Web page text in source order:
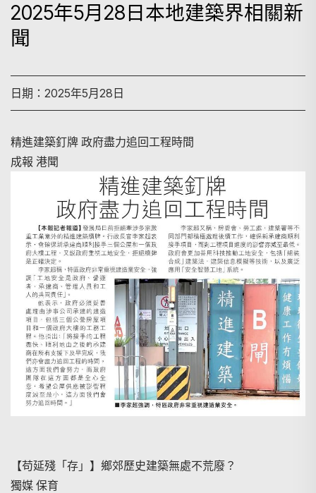
2025年5月28日本地建築界相關新
聞
日期：2025年5月28日
精進建築釘牌 政府盡力追回工程時間
成報 港聞
【苟延殘「存」】鄉郊歷史建築無處不荒廢？
獨媒 保育